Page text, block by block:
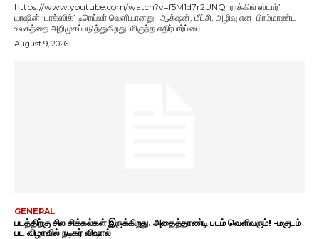
https://www.youtube.com/watch?v=f5M1d7r2UNQ ‘ராக்கிங் ஸ்டார்’
யாஷின் ‘டாக்ஸிக்’ டிரெய்லர் வெளியானது! ஆக்‌ஷன், மீட்சி, அழிவு என பிரம்மாண்ட
உலகத்தை அறிமுகப்படுத்துகிறது! மிகுந்த எதிர்பார்ப்பை...
August 9, 2026
GENERAL
படத்திற்கு சில சிக்கல்கள் இருக்கிறது. அதைத்தாண்டி படம் வெளிவரும்! -மகுடம்
பட விழாவில் நடிகர் விஷால்